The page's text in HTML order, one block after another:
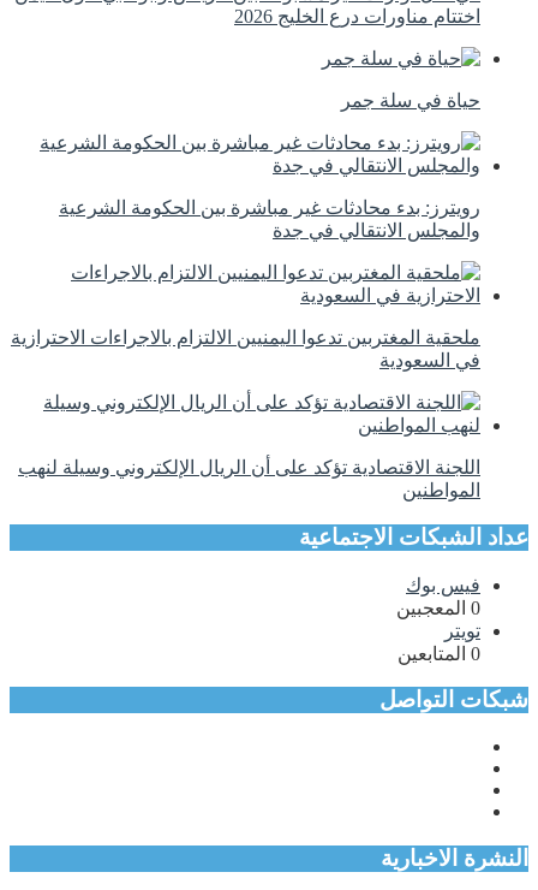
اختتام مناورات درع الخليج 2026
حياة في سلة جمر
رويترز: بدء محادثات غير مباشرة بين الحكومة الشرعية
والمجلس الانتقالي في جدة
ملحقية المغتربين تدعوا اليمنيين الالتزام بالاجراءات الاحترازية
في السعودية
اللجنة الاقتصادية تؤكد على أن الريال الإلكتروني وسيلة لنهب
المواطنين
عداد الشبكات الاجتماعية
فيس بوك
0 المعجبين
تويتر
0 المتابعين
شبكات التواصل
النشرة الاخبارية